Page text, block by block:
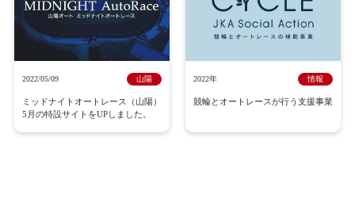
2022/05/09 山陽
ミッドナイトオートレース（山陽）
5月の特設サイトをUPしました。
2022年 情報
競輪とオートレースが行う支援事業